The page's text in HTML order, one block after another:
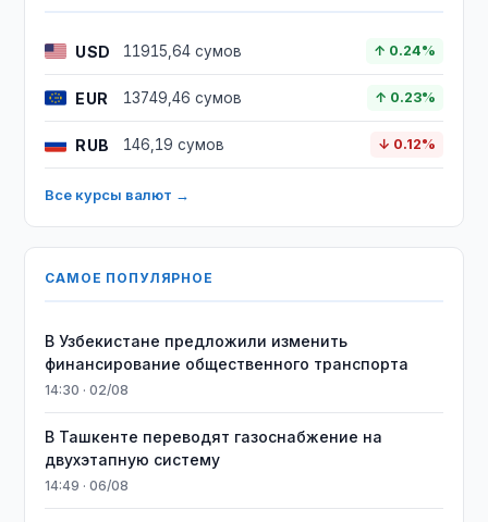
USD 11915,64 сумов ↑ 0.24%
EUR 13749,46 сумов ↑ 0.23%
RUB 146,19 сумов ↓ 0.12%
Все курсы валют →
САМОЕ ПОПУЛЯРНОЕ
В Узбекистане предложили изменить
финансирование общественного транспорта
14:30 · 02/08
В Ташкенте переводят газоснабжение на
двухэтапную систему
14:49 · 06/08